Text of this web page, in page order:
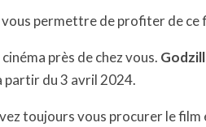
permettre de profiter de ce
près de chez vous.
partir du 3 avril 2024.
toujours vous procurer le